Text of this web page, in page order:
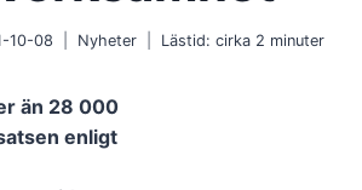
10-08 Nyheter Lästid: cirka 2 minuter
än 28 000
enligt